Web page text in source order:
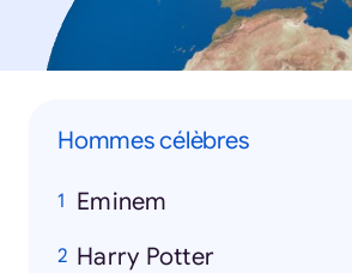
Hommes célèbres
Eminem
Harry Potter